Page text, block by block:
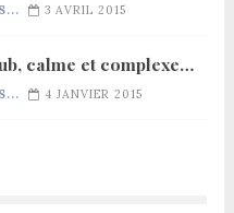
3 AVRIL 2015
calme et complexe…
4 JANVIER 2015